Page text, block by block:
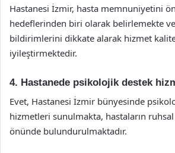
Hastanesi İzmir, hasta memnuniyetini
hedeflerinden biri olarak belirlemekte
bildirimlerini dikkate alarak hizmet
iyileştirmektedir.
4. Hastanede psikolojik destek
Evet, Hastanesi İzmir bünyesinde
hizmetleri sunulmakta, hastaların ruhsal
önünde bulundurulmaktadır.